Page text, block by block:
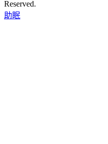
Reserved.
助眠